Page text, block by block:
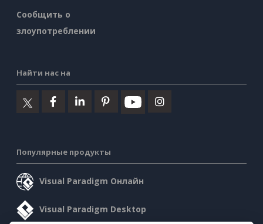
Сообщить о
злоупотреблении
Найти нас на
Популярные продукты
Visual Paradigm Онлайн
Visual Paradigm Desktop